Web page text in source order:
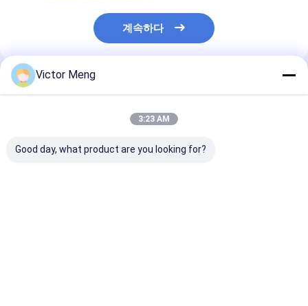
계속하다
추천된 제품
Victor Meng
3:23 AM
Good day, what product are you looking for?